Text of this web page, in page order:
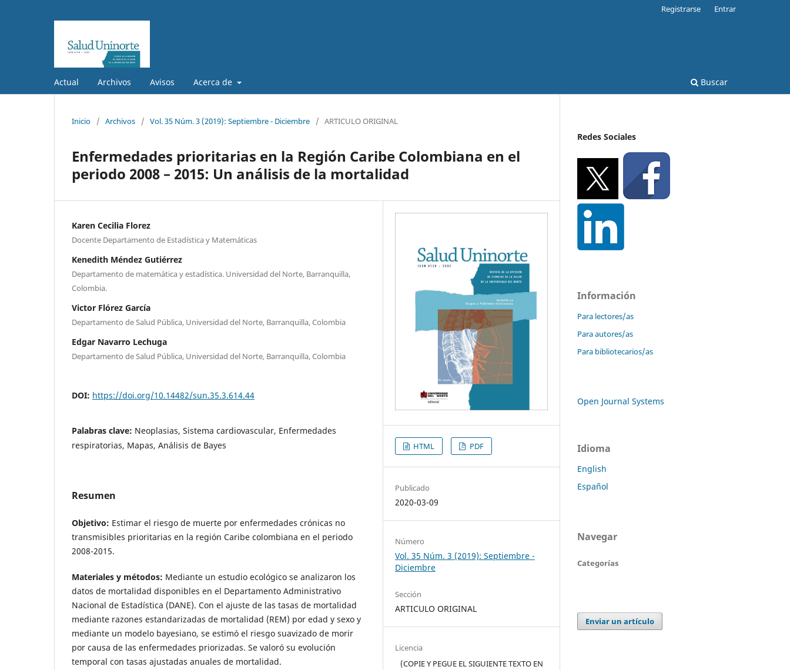
Actual Archivos Avisos Acerca de Buscar
Registrarse Entrar
Inicio / Archivos / Vol. 35 Núm. 3 (2019): Septiembre - Diciembre / ARTICULO ORIGINAL
Enfermedades prioritarias en la Región Caribe Colombiana en el
periodo 2008 – 2015: Un análisis de la mortalidad
Karen Cecilia Florez
Docente Departamento de Estadística y Matemáticas
Kenedith Méndez Gutiérrez
Departamento de matemática y estadística. Universidad del Norte, Barranquilla,
Colombia.
Victor Flórez García
Departamento de Salud Pública, Universidad del Norte, Barranquilla, Colombia
Edgar Navarro Lechuga
Departamento de Salud Pública, Universidad del Norte, Barranquilla, Colombia
DOI: https://doi.org/10.14482/sun.35.3.614.44
Palabras clave: Neoplasias, Sistema cardiovascular, Enfermedades
respiratorias, Mapas, Análisis de Bayes
Resumen
Objetivo: Estimar el riesgo de muerte por enfermedades crónicas no
transmisibles prioritarias en la región Caribe colombiana en el periodo
2008-2015.
Materiales y métodos: Mediante un estudio ecológico se analizaron los
datos de mortalidad disponibles en el Departamento Administrativo
Nacional de Estadística (DANE). Con el ajuste de las tasas de mortalidad
mediante razones estandarizadas de mortalidad (REM) por edad y sexo y
mediante un modelo bayesiano, se estimó el riesgo suavizado de morir
por causa de las enfermedades priorizadas. Se valoró su evolución
temporal con tasas ajustadas anuales de mortalidad.
HTML PDF
Publicado
2020-03-09
Número
Vol. 35 Núm. 3 (2019): Septiembre -
Diciembre
Sección
ARTICULO ORIGINAL
Licencia
(COPIE Y PEGUE EL SIGUIENTE TEXTO EN
Redes Sociales
Información
Para lectores/as
Para autores/as
Para bibliotecarios/as
Open Journal Systems
Idioma
English
Español
Navegar
Categorías
Enviar un artículo